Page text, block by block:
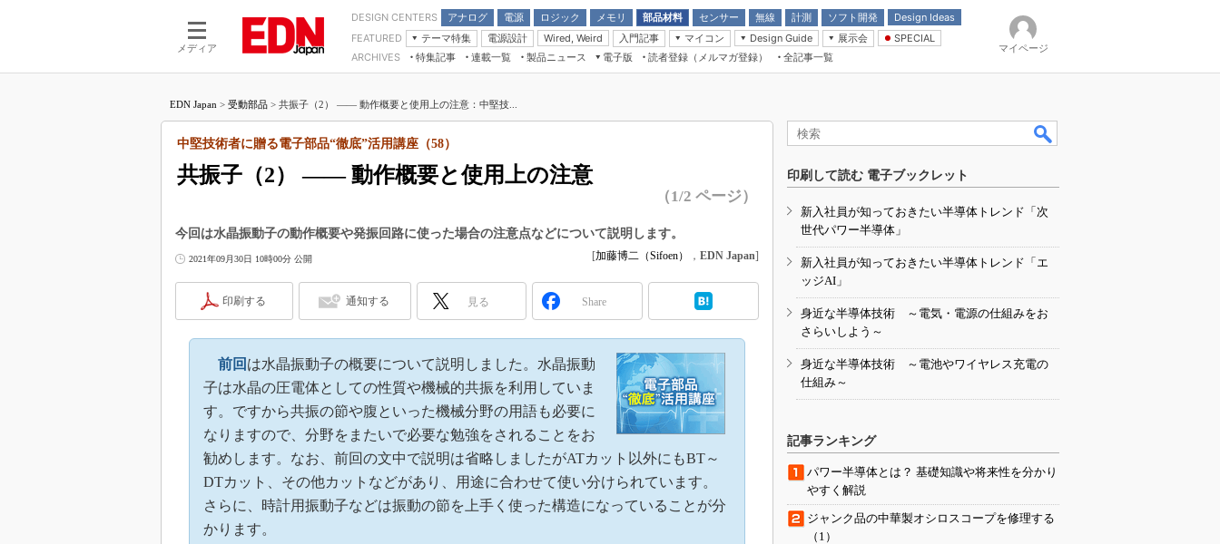
メディア
DESIGN CENTERS アナログ
電源
モーター
ロジック
LSI
メモリ
部品材料
受動部品
センサー 無線 計測 ソフト開発
Design Ideas
アナログ機能回路
計測とテスト
FEATURED
テーマ特集
つながるクルマ
エレクトロニクス入門
医療エレ（EE Times Japan）
製品解剖（EE Times Japan）
電源設計 Wired, Weird
入門記事
モーター入門
マイコン
マイコン講座
Design Guide
計測機器
展示会
CEATEC
組込み/エッジコンピューティング展
AUTOMOTIVE WORLD
SPECIAL
Microchip情報
ARCHIVES 特集記事
連載一覧
マイクロプロセッサ懐古録
中堅技術者に贈る電子部品“徹底”活
用講座
たった2つの式で始めるDC/DCコン
Q&Aで学ぶマイコン講座
記録計／データロガーの基礎知識
アナログ設計のきほん／ADCとノイ
めざせ高効率！ モーター駆動入門講
座
Bluetooth mesh入門
「SPICEの仕組みとその活用設計」
最新記事一覧
製品ニュース
電子版
電子ブックレット
読者登録（メルマガ登録） 全記事一覧
マイページ
EDN Japan > 受動部品 > 共振子（2） ―― 動作概要と使用上の注意：中堅技...
共振子（2） ―― 動作概要と使用上の注意
中堅技術者に贈る電子部品“徹底”活用講座（58）
（1/2 ページ）
今回は水晶振動子の動作概要や発振回路に使った場合の注意点などについて説明します。
2021年09月30日 10時00分 公開 [加藤博二（Sifoen） ， EDN Japan]
印刷する 通知する 見る Share
前回 は水晶振動子の概要について説明しました。水晶振動
子は水晶の圧電体としての性質や機械的共振を利用していま
す。ですから共振の節や腹といった機械分野の用語も必要に
なりますので、分野をまたいで必要な勉強をされることをお
勧めします。なお、前回の文中で説明は省略しましたがATカット以外にもBT～
DTカット、その他カットなどがあり、用途に合わせて使い分けられています。
さらに、時計用振動子などは振動の節を上手く使った構造になっていることが分
かります。
印刷して読む 電子ブックレット
新入社員が知っておきたい半導体トレンド「次
世代パワー半導体」
新入社員が知っておきたい半導体トレンド「エ
ッジAI」
身近な半導体技術 ～電気・電源の仕組みをお
さらいしよう～
身近な半導体技術 ～電池やワイヤレス充電の
仕組み～
記事ランキング
パワー半導体とは？ 基礎知識や将来性を分かり
やすく解説
ジャンク品の中華製オシロスコープを修理する
（1）